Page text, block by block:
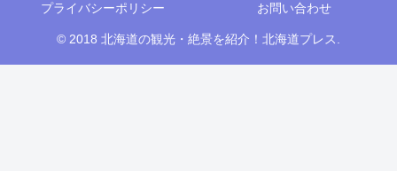
プライバシーポリシー
お問い合わせ
© 2018 北海道の観光・絶景を紹介！北海道プレス.